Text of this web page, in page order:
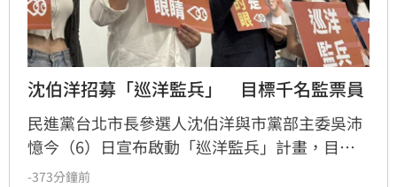
沈伯洋招募「巡洋監兵」　目標千名監票員
民進黨台北市長參選人沈伯洋與市黨部主委吳沛
憶今（6）日宣布啟動「巡洋監兵」計畫，目標
號召千名公民擔任監票員，確保今年11月28日台
-373分鐘前